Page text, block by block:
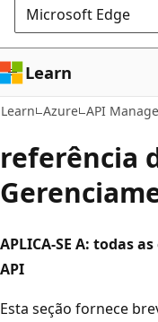
Microsoft Edge
Learn
Learn Azure API
referência
APLICA-SE A: todas
API
Esta seção fornece